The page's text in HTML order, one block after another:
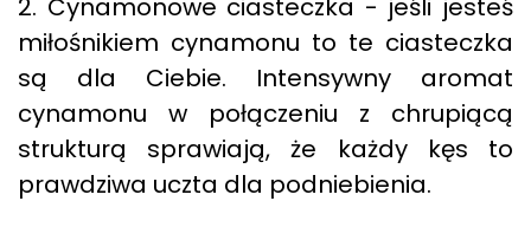
2. Cynamonowe ciasteczka - jeśli jesteś
miłośnikiem cynamonu to te ciasteczka
są dla Ciebie. Intensywny aromat
cynamonu w połączeniu z chrupiącą
strukturą sprawiają, że każdy kęs to
prawdziwa uczta dla podniebienia.